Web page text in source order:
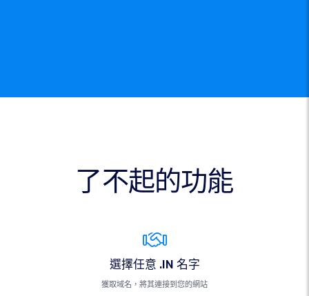
了不起的功能
選擇任意 .IN 名字
獲取域名，將其連接到您的網站